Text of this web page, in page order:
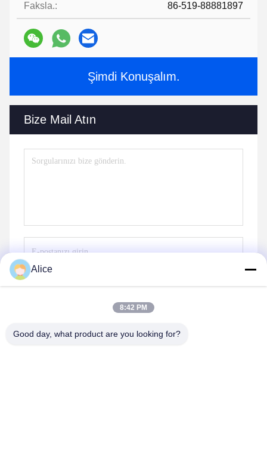
Faksla.: 86-519-88881897
Şimdi Konuşalım.
Bize Mail Atın
Gönder
Alice
8:42 PM
Good day, what product are you looking for?